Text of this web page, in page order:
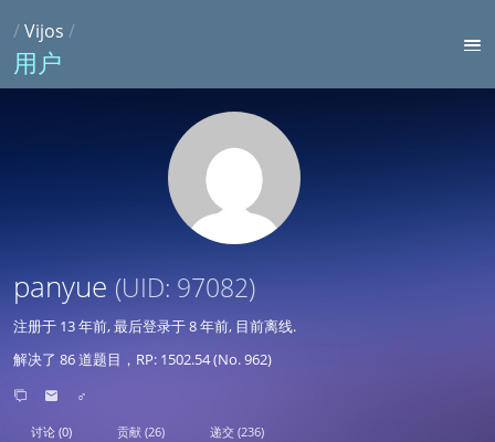
/Vijos /
用户
panyue (UID: 97082)
注册于 13 年前, 最后登录于8 年前, 目前离线.
解决了 86 道题目，RP: 1502.54 (No. 962)
♂
讨论 (0) 贡献 (26) 递交 (236)